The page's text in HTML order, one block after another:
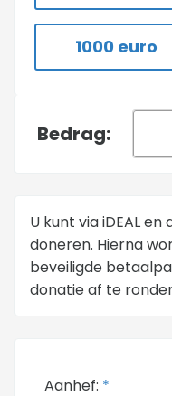
1000 euro
Bedrag:
U kunt via iDEAL
doneren. Hierna
beveiligde
donatie af te
Aanhef: *